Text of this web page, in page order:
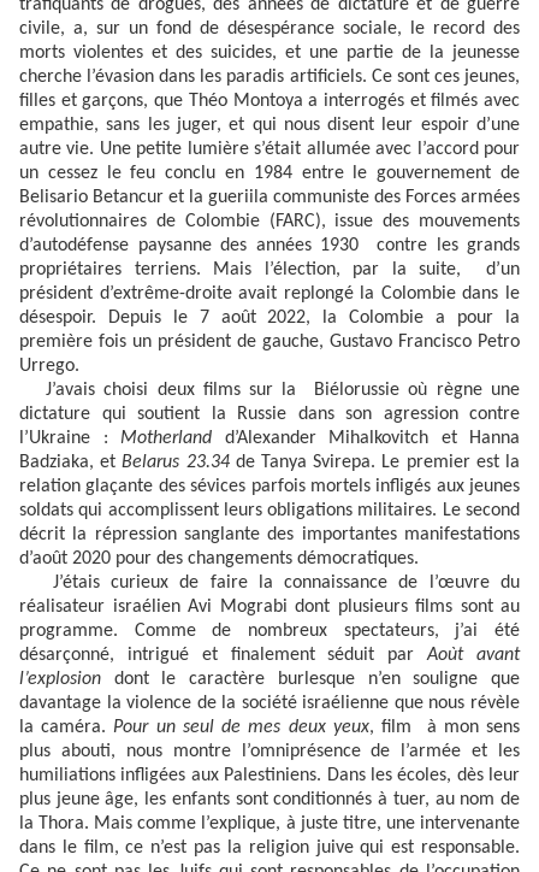
trafiquants de drogues, des années de dictature et de guerre
civile, a, sur un fond de désespérance sociale, le record des
morts violentes et des suicides, et une partie de la jeunesse
cherche l’évasion dans les paradis artificiels. Ce sont ces jeunes,
filles et garçons, que Théo Montoya a interrogés et filmés avec
empathie, sans les juger, et qui nous disent leur espoir d’une
autre vie. Une petite lumière s’était allumée avec l’accord pour
un cessez le feu conclu en 1984 entre le gouvernement de
Belisario Betancur et la gueriila communiste des Forces armées
révolutionnaires de Colombie (FARC), issue des mouvements
d’autodéfense paysanne des années 1930 contre les grands
propriétaires terriens. Mais l’élection, par la suite, d’un
président d’extrême-droite avait replongé la Colombie dans le
désespoir. Depuis le 7 août 2022, la Colombie a pour la
première fois un président de gauche, Gustavo Francisco Petro
Urrego.
J’avais choisi deux films sur la Biélorussie où règne une
dictature qui soutient la Russie dans son agression contre
l’Ukraine : Motherland d’Alexander Mihalkovitch et Hanna
Badziaka, etBelarus 23.34de Tanya Svirepa. Le premier est la
relation glaçante des sévices parfois mortels infligés aux jeunes
soldats qui accomplissent leurs obligations militaires. Le second
décrit la répression sanglante des importantes manifestations
d’août 2020 pour des changements démocratiques.
J’étais curieux de faire la connaissance de l’œuvre du
réalisateur israélien Avi Mograbi dont plusieurs films sont au
programme. Comme de nombreux spectateurs, j’ai été
désarçonné, intrigué et finalement séduit parAoùt avant
l’explosion dont le caractère burlesque n’en souligne que
davantage la violence de la société israélienne que nous révèle
la caméra. Pour un seul de mes deux yeux, film
à mon sens
plus abouti, nous montre l’omniprésence de l’armée et les
humiliations infligées aux Palestiniens. Dans les écoles, dès leur
plus jeune âge, les enfants sont conditionnés à tuer, au nom de
la Thora. Mais comme l’explique, à juste titre, une intervenante
dans le film, ce n’est pas la religion juive qui est responsable.